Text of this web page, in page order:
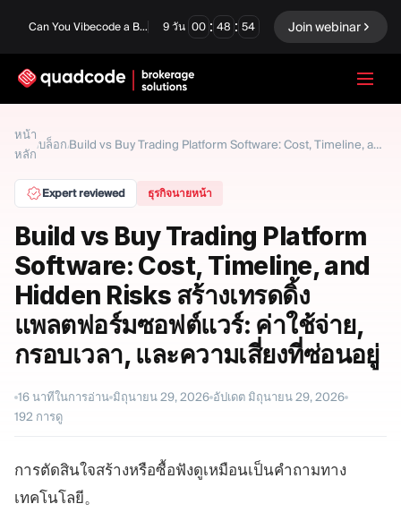
Can You Vibecode a Brokerage Platform? 9 วัน 00 : 48 : 53 Join webinar
หน้า
หลัก
/
บล็อก / Build vs Buy Trading Platform Software: Cost, Timeline, and Hidden Risks สร้างเทรดดิ้งแพลตฟอร์มซอฟต์แวร์: ค่าใช้จ่าย, กรอบเวลา, และความเสี่ยงที่ซ่อนอยู่
Expert reviewed ธุรกิจนายหน้า
Build vs Buy Trading Platform
Software: Cost, Timeline, and
Hidden Risks สร้างเทรดดิ้ง
แพลตฟอร์มซอฟต์แวร์: ค่าใช้จ่าย,
กรอบเวลา, และความเสี่ยงที่ซ่อนอยู่
16นาทีในการอ่าน มิถุนายน 29, 2026 อัปเดต มิถุนายน 29, 2026
192 การดู
การตัดสินใจสร้างหรือซื้อฟังดูเหมือนเป็นคำถามทาง
เทคโนโลยี。
โซลูชันครบวงจร
ฟอเร็กซ์ / CFD
Prop firm
ตัวเลือกไบนารี
ตลาดหลักทรัพย์และการ
ชำระบัญชี
โมดูล
แพลตฟอร์มเทรด
เพิ่มเติม